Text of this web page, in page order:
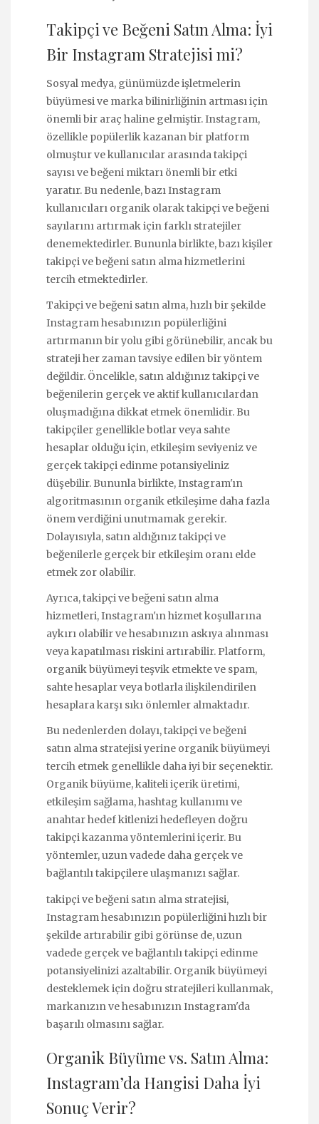
Takipçi ve Beğeni Satın Alma: İyi
Bir Instagram Stratejisi mi?
Sosyal medya, günümüzde işletmelerin
büyümesi ve marka bilinirliğinin artması için
önemli bir araç haline gelmiştir. Instagram,
özellikle popülerlik kazanan bir platform
olmuştur ve kullanıcılar arasında takipçi
sayısı ve beğeni miktarı önemli bir etki
yaratır. Bu nedenle, bazı Instagram
kullanıcıları organik olarak takipçi ve beğeni
sayılarını artırmak için farklı stratejiler
denemektedirler. Bununla birlikte, bazı kişiler
takipçi ve beğeni satın alma hizmetlerini
tercih etmektedirler.
Takipçi ve beğeni satın alma, hızlı bir şekilde
Instagram hesabınızın popülerliğini
artırmanın bir yolu gibi görünebilir, ancak bu
strateji her zaman tavsiye edilen bir yöntem
değildir. Öncelikle, satın aldığınız takipçi ve
beğenilerin gerçek ve aktif kullanıcılardan
oluşmadığına dikkat etmek önemlidir. Bu
takipçiler genellikle botlar veya sahte
hesaplar olduğu için, etkileşim seviyeniz ve
gerçek takipçi edinme potansiyeliniz
düşebilir. Bununla birlikte, Instagram'ın
algoritmasının organik etkileşime daha fazla
önem verdiğini unutmamak gerekir.
Dolayısıyla, satın aldığınız takipçi ve
beğenilerle gerçek bir etkileşim oranı elde
etmek zor olabilir.
Ayrıca, takipçi ve beğeni satın alma
hizmetleri, Instagram'ın hizmet koşullarına
aykırı olabilir ve hesabınızın askıya alınması
veya kapatılması riskini artırabilir. Platform,
organik büyümeyi teşvik etmekte ve spam,
sahte hesaplar veya botlarla ilişkilendirilen
hesaplara karşı sıkı önlemler almaktadır.
Bu nedenlerden dolayı, takipçi ve beğeni
satın alma stratejisi yerine organik büyümeyi
tercih etmek genellikle daha iyi bir seçenektir.
Organik büyüme, kaliteli içerik üretimi,
etkileşim sağlama, hashtag kullanımı ve
anahtar hedef kitlenizi hedefleyen doğru
takipçi kazanma yöntemlerini içerir. Bu
yöntemler, uzun vadede daha gerçek ve
bağlantılı takipçilere ulaşmanızı sağlar.
takipçi ve beğeni satın alma stratejisi,
Instagram hesabınızın popülerliğini hızlı bir
şekilde artırabilir gibi görünse de, uzun
vadede gerçek ve bağlantılı takipçi edinme
potansiyelinizi azaltabilir. Organik büyümeyi
desteklemek için doğru stratejileri kullanmak,
markanızın ve hesabınızın Instagram'da
başarılı olmasını sağlar.
Organik Büyüme vs. Satın Alma:
Instagram’da Hangisi Daha İyi
Sonuç Verir?